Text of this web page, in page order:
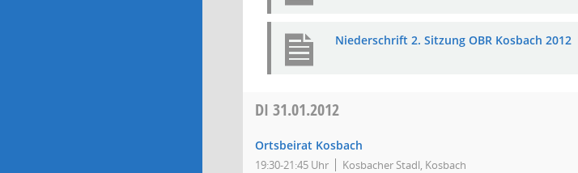
Niederschrift 2. Sitzung OBR Kosbach 2012
DI 31.01.2012
Ortsbeirat Kosbach
19:30-21:45 Uhr Kosbacher Stadl, Kosbach